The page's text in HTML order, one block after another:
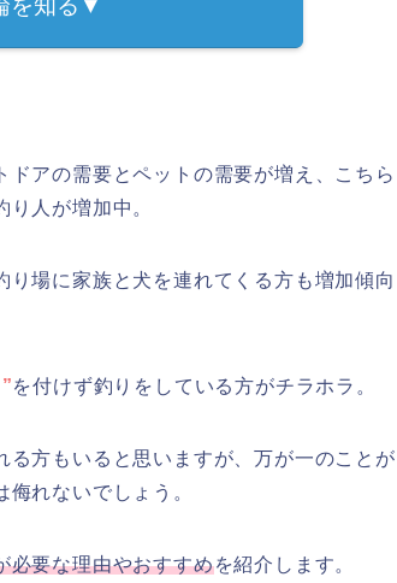
アの需要とペットの需要が増え、こちら
り人が増加中。
場に家族と犬を連れてくる方も増加傾向
を付けず釣りをしている方がチラホラ。
る方もいると思いますが、万が一のことが
れないでしょう。
必要な理由やおすすめを紹介します。